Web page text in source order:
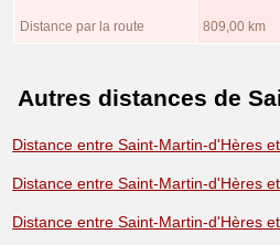
Distance par la route 809,00 km
Autres distances de
Distance entre Saint-Martin-d'Hères
Distance entre Saint-Martin-d'Hères
Distance entre Saint-Martin-d'Hères et